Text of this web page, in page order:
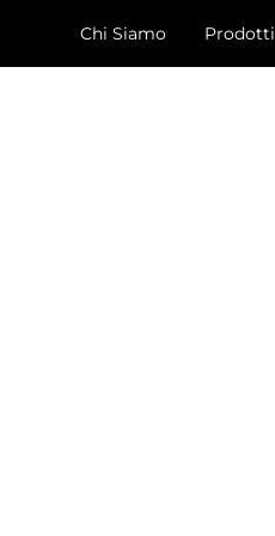
Chi Siamo Prodotti